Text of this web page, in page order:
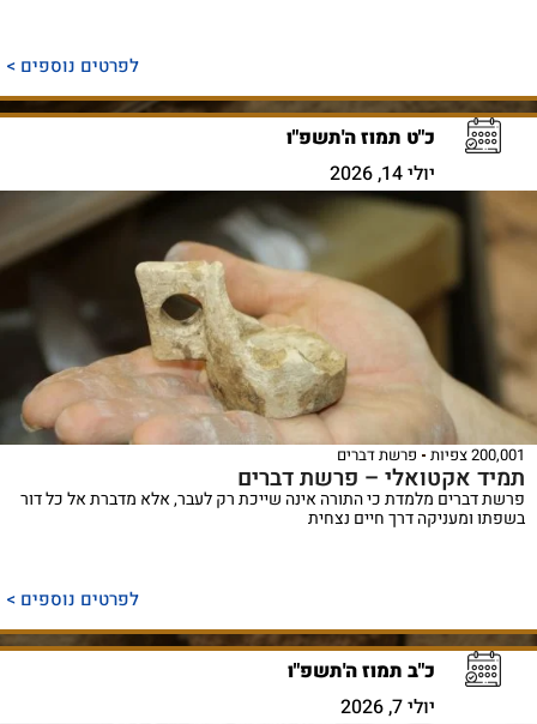
לפרטים נוספים >
כ"ט תמוז ה'תשפ"ו
יולי 14, 2026
200,001 צפיות פרשת דברים
תמיד אקטואלי – פרשת דברים
פרשת דברים מלמדת כי התורה אינה שייכת רק לעבר, אלא מדברת אל כל דור
בשפתו ומעניקה דרך חיים נצחית
לפרטים נוספים >
כ"ב תמוז ה'תשפ"ו
יולי 7, 2026